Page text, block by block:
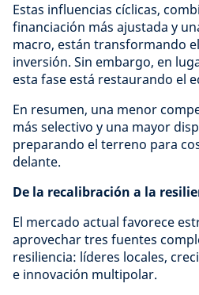
Estas influencias cíclicas,
financiación más ajustada y
macro, están transformando
inversión. Sin embargo, en
esta fase está restaurando el
En resumen, una menor
más selectivo y una mayor
preparando el terreno para
delante.
De la recalibración a la
El mercado actual favorece
aprovechar tres fuentes
resiliencia: líderes locales,
e innovación multipolar.